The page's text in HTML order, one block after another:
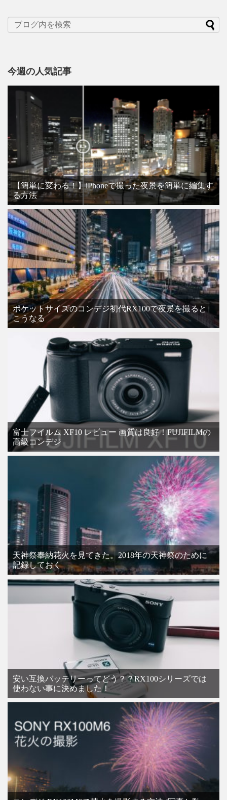
今週の人気記事
【簡単に変わる！】iPhoneで撮った夜景を簡単に編集す
る方法
ポケットサイズのコンデジ初代RX100で夜景を撮ると
こうなる
富士フイルム XF10 レビュー 画質は良好！FUJIFILMの
高級コンデジ
天神祭奉納花火を見てきた。2018年の天神祭のために
記録しておく
安い互換バッテリーってどう？？RX100シリーズでは
使わない事に決めました！